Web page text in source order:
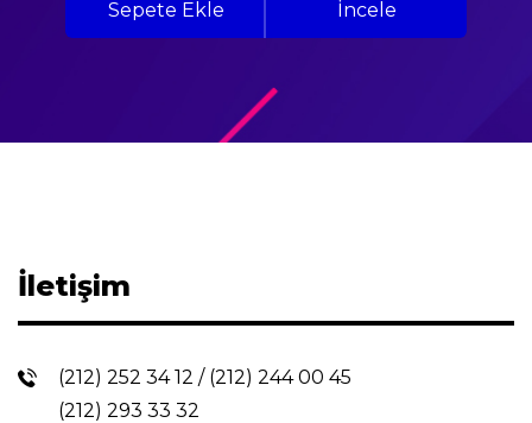
Sepete Ekle İncele
İletişim
(212) 252 34 12 / (212) 244 00 45
(212) 293 33 32